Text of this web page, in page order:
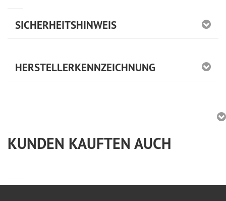
SICHERHEITSHINWEIS
HERSTELLERKENNZEICHNUNG
KUNDEN KAUFTEN AUCH